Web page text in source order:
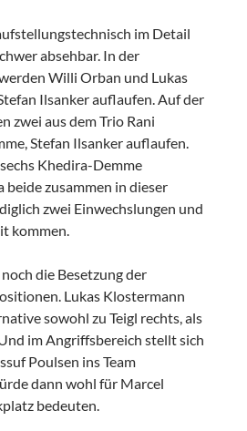
im Detail
absehbar. In der
Willi Orban und Lukas
Ilsanker auflaufen. Auf der
zwei aus dem Trio Rani
Stefan Ilsanker auflaufen.
Khedira-Demme
beide zusammen in dieser
zwei Einwechslungen und
kommen.
die Besetzung der
Lukas Klostermann
sowohl zu Teigl rechts, als
im Angriffsbereich stellt sich
Poulsen ins Team
dann wohl für Marcel
bedeuten.